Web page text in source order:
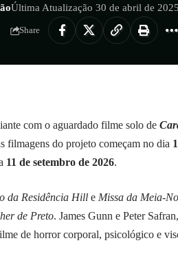
Última Atualização 30 de abril de 2025
Share
com o aguardado filme solo de
filmagens do projeto começam no dia
11 de setembro de 2026.
da Residência Hill e Missa da Meia-
de Preto. James Gunn e Peter Safran,
de horror corporal, psicológico e